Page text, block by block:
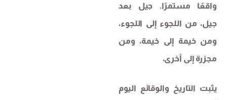
واقعًا مستمرًا. جيل بعد
جيل، من اللجوء إلى اللجوء،
ومن خيمة إلى خيمة، ومن
مجزرة إلى أخرى،
يثبت التاريخ والوقائع اليوم